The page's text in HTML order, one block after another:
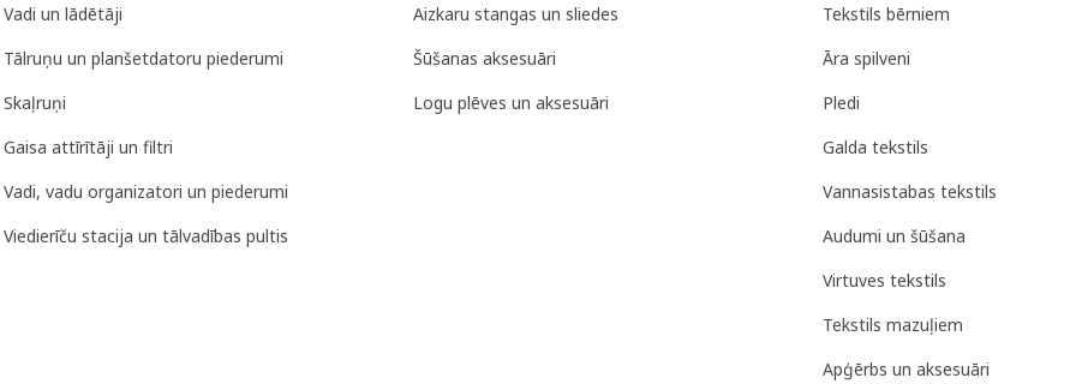
Vadi un lādētāji
Tālruņu un planšetdatoru piederumi
Skaļruņi
Gaisa attīrītāji un filtri
Vadi, vadu organizatori un piederumi
Viedierīču stacija un tālvadības pultis
Aizkaru stangas un sliedes
Šūšanas aksesuāri
Logu plēves un aksesuāri
Tekstils bērniem
Āra spilveni
Pledi
Galda tekstils
Vannasistabas tekstils
Audumi un šūšana
Virtuves tekstils
Tekstils mazuļiem
Apģērbs un aksesuāri